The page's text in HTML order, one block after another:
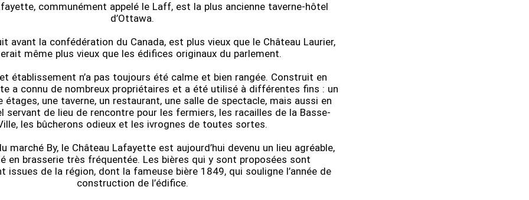
communément appelé le Laff, est la plus ancienne taverne-hôtel
d’Ottawa.
avant la confédération du Canada, est plus vieux que le Château Laurier,
même plus vieux que les édifices originaux du parlement.
établissement n’a pas toujours été calme et bien rangée. Construit en
a connu de nombreux propriétaires et a été utilisé à différentes fins : un
une taverne, un restaurant, une salle de spectacle, mais aussi en
servant de lieu de rencontre pour les fermiers, les racailles de la Basse-
les bûcherons odieux et les ivrognes de toutes sortes.
marché By, le Château Lafayette est aujourd’hui devenu un lieu agréable,
en brasserie très fréquentée. Les bières qui y sont proposées sont
issues de la région, dont la fameuse bière 1849, qui souligne l’année de
construction de l’édifice.